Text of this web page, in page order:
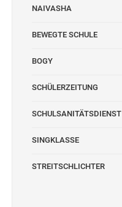
NAIVASHA
BEWEGTE SCHULE
BOGY
SCHÜLERZEITUNG
SCHULSANITÄTSDIENST
SINGKLASSE
STREITSCHLICHTER